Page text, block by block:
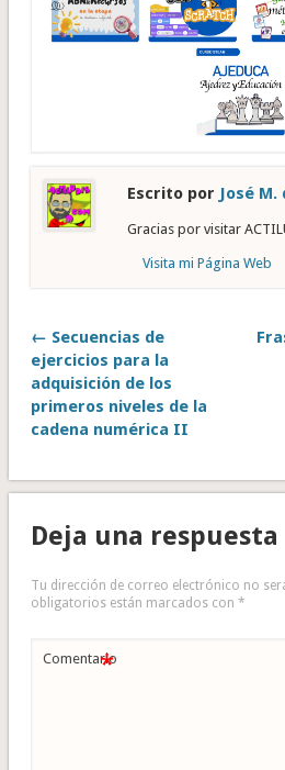
Escrito por José M.
Gracias por visitar
Visita mi Página Web
← Secuencias de
ejercicios para la
adquisición de los
primeros niveles de la
cadena numérica II
Deja una respuesta
Tu dirección de correo electrónico no
obligatorios están marcados con *
Comentario
*